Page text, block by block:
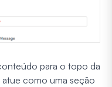
para o topo da
atue como uma seção